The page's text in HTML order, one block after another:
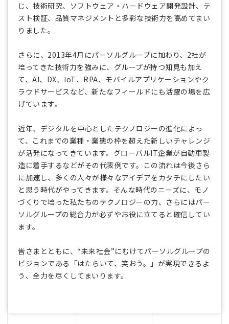
じ、技術研究、ソフトウェア・ハードウェア開発設計、テ
スト検証、品質マネジメントと多彩な技術力を高めてまい
りました。
さらに、2013年4月にパーソルグループに加わり、2社が
培ってきた技術力を強みに、グループが持つ知見も加え
て、AI、DX、IoT、RPA、モバイルアプリケーションやク
ラウドサービスなど、新たなフィールドにも活躍の場を広
げています。
近年、デジタルを中心としたテクノロジーの進化によっ
て、これまでの業種・業態の枠を超えた新しいチャレンジ
が活発になってきています。グローバルIT企業が自動車製
造に着手するなどがその代表例です。この流れは今後さら
に加速し、多くの人々が様々なアイデアをカタチにしたい
と思う時代がやってきます。そんな時代のニーズに、モノ
づくりで培った私たちのテクノロジーの力、さらにはパー
ソルグループの総合力が必ずやお役に立てると確信してい
ます。
皆さまとともに、“未来社会”にむけてパーソルグループの
ビジョンである「はたらいて、笑おう。」が実現できるよ
う、全力を尽くしてまいります。